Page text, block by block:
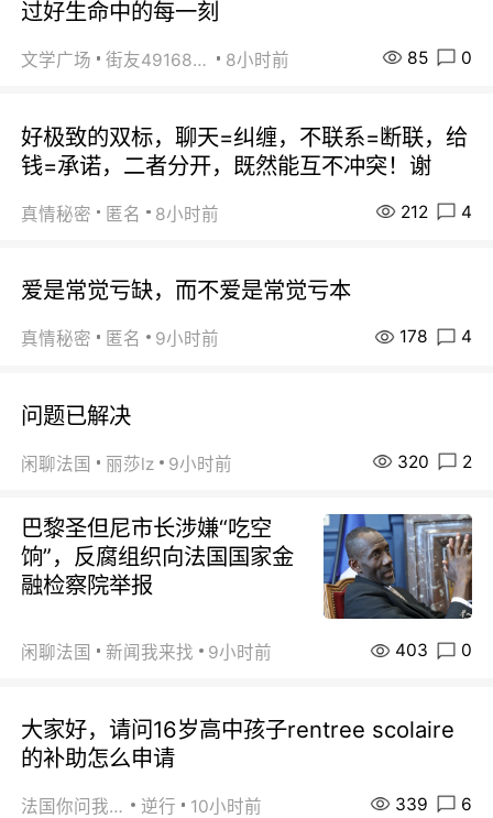
过好生命中的每一刻
文学广场 街友49168527 8小时前 85 0
好极致的双标，聊天=纠缠，不联系=断联，给
钱=承诺，二者分开，既然能互不冲突！谢
真情秘密 匿名 8小时前 212 4
爱是常觉亏缺，而不爱是常觉亏本
真情秘密 匿名 9小时前 178 4
问题已解决
闲聊法国 丽莎lz 9小时前 320 2
巴黎圣但尼市长涉嫌“吃空
饷”，反腐组织向法国国家金
融检察院举报
闲聊法国 新闻我来找 9小时前 403 0
大家好，请问16岁高中孩子rentree scolaire
的补助怎么申请
法国你问我答 逆行 10小时前 339 6